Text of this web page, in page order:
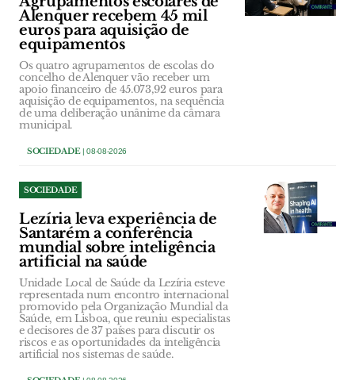
Alenquer recebem 45 mil
euros para aquisição de
equipamentos
Os quatro agrupamentos de escolas do
concelho de Alenquer vão receber um
apoio financeiro de 45.073,92 euros para
aquisição de equipamentos, na sequência
de uma deliberação unânime da câmara
municipal.
SOCIEDADE| 08-08-2026
SOCIEDADE
Lezíria leva experiência de
Santarém a conferência
mundial sobre inteligência
artificial na saúde
Unidade Local de Saúde da Lezíria esteve
representada num encontro internacional
promovido pela Organização Mundial da
Saúde, em Lisboa, que reuniu especialistas
e decisores de 37 países para discutir os
riscos e as oportunidades da inteligência
artificial nos sistemas de saúde.